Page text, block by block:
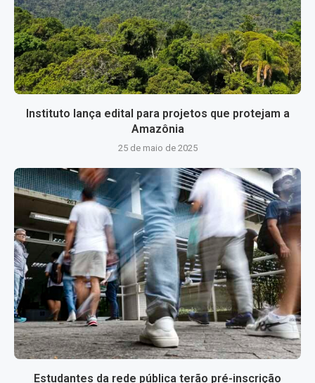
Instituto lança edital para projetos que protejam a
Amazônia
25 de maio de 2025
Estudantes da rede pública terão pré-inscrição